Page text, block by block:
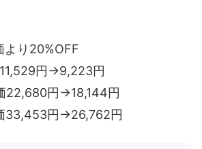
より20%OFF
円→9,223円
22,680円→18,144円
33,453円→26,762円